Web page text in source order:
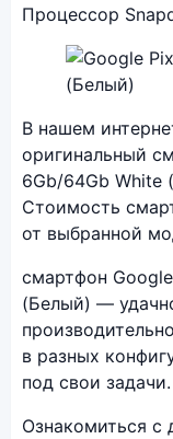
Процессор
В нашем
оригинальный
6Gb/64Gb White
Стоимость
от выбранной
смартфон
(Белый) —
в разных
под свои задачи.
Ознакомиться с